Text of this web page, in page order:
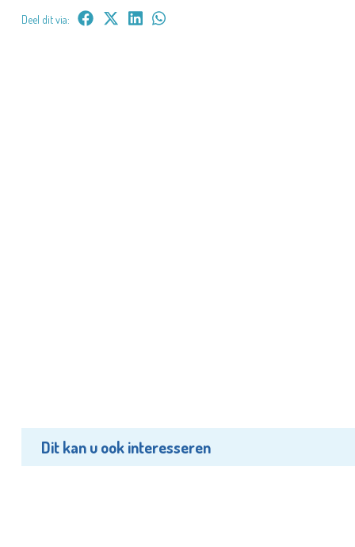
Deel dit via:
Dit kan u ook interesseren